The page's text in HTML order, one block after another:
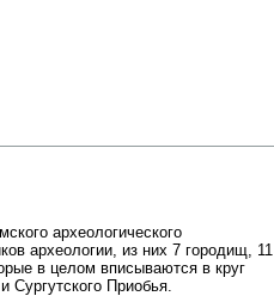
археологического
археологии, из них 7 городищ, 11
в целом вписываются в круг
Сургутского Приобья.